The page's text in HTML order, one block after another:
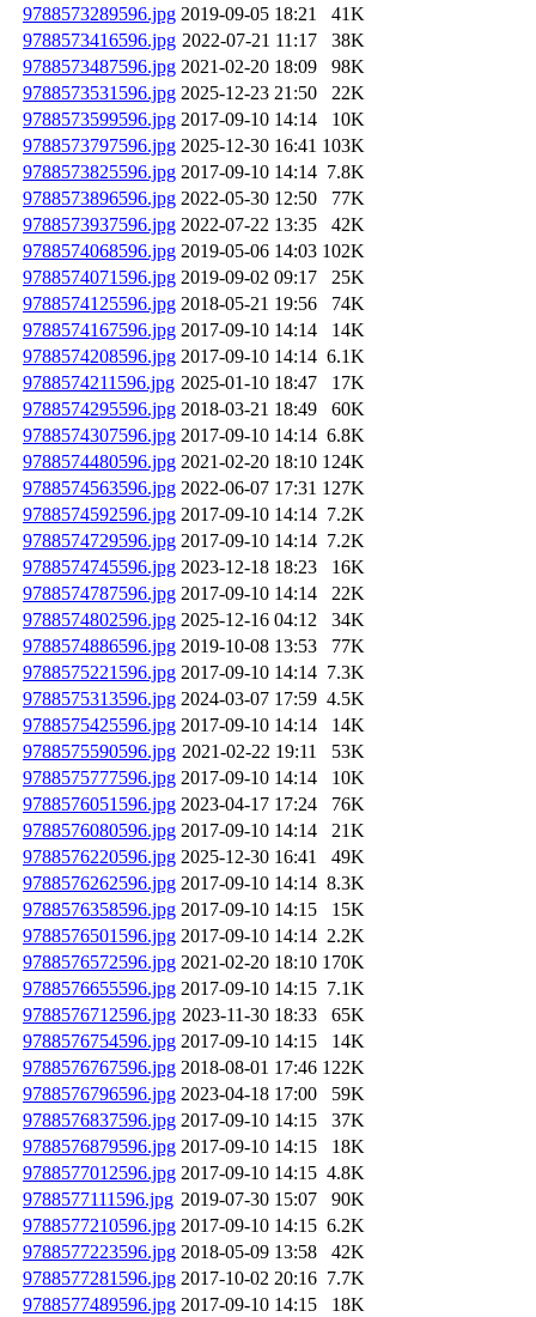
9788573289596.jpg 2019-09-05 18:21
41K
9788573416596.jpg 2022-07-21 11:17
38K
9788573487596.jpg 2021-02-20 18:09
98K
9788573531596.jpg 2025-12-23 21:50
22K
9788573599596.jpg 2017-09-10 14:14
10K
9788573797596.jpg 2025-12-30 16:41 103K
9788573825596.jpg 2017-09-10 14:14 7.8K
9788573896596.jpg 2022-05-30 12:50
77K
9788573937596.jpg 2022-07-22 13:35
42K
9788574068596.jpg 2019-05-06 14:03 102K
9788574071596.jpg 2019-09-02 09:17
25K
9788574125596.jpg 2018-05-21 19:56
74K
9788574167596.jpg 2017-09-10 14:14
14K
9788574208596.jpg 2017-09-10 14:14 6.1K
9788574211596.jpg 2025-01-10 18:47
17K
9788574295596.jpg 2018-03-21 18:49
60K
9788574307596.jpg 2017-09-10 14:14 6.8K
9788574480596.jpg 2021-02-20 18:10 124K
9788574563596.jpg 2022-06-07 17:31 127K
9788574592596.jpg 2017-09-10 14:14 7.2K
9788574729596.jpg 2017-09-10 14:14 7.2K
9788574745596.jpg 2023-12-18 18:23
16K
9788574787596.jpg 2017-09-10 14:14
22K
9788574802596.jpg 2025-12-16 04:12
34K
9788574886596.jpg 2019-10-08 13:53
77K
9788575221596.jpg 2017-09-10 14:14 7.3K
9788575313596.jpg 2024-03-07 17:59 4.5K
9788575425596.jpg 2017-09-10 14:14
14K
9788575590596.jpg 2021-02-22 19:11
53K
9788575777596.jpg 2017-09-10 14:14
10K
9788576051596.jpg 2023-04-17 17:24
76K
9788576080596.jpg 2017-09-10 14:14
21K
9788576220596.jpg 2025-12-30 16:41
49K
9788576262596.jpg 2017-09-10 14:14 8.3K
9788576358596.jpg 2017-09-10 14:15
15K
9788576501596.jpg 2017-09-10 14:14 2.2K
9788576572596.jpg 2021-02-20 18:10 170K
9788576655596.jpg 2017-09-10 14:15 7.1K
9788576712596.jpg 2023-11-30 18:33
65K
9788576754596.jpg 2017-09-10 14:15
14K
9788576767596.jpg 2018-08-01 17:46 122K
9788576796596.jpg 2023-04-18 17:00
59K
9788576837596.jpg 2017-09-10 14:15
37K
9788576879596.jpg 2017-09-10 14:15
18K
9788577012596.jpg 2017-09-10 14:15 4.8K
9788577111596.jpg 2019-07-30 15:07
90K
9788577210596.jpg 2017-09-10 14:15 6.2K
9788577223596.jpg 2018-05-09 13:58
42K
9788577281596.jpg 2017-10-02 20:16 7.7K
9788577489596.jpg 2017-09-10 14:15
18K